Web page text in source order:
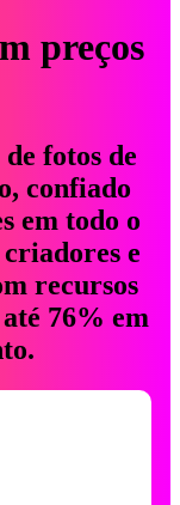
preços
fotos de
confiado
em todo o
e
recursos
76% em